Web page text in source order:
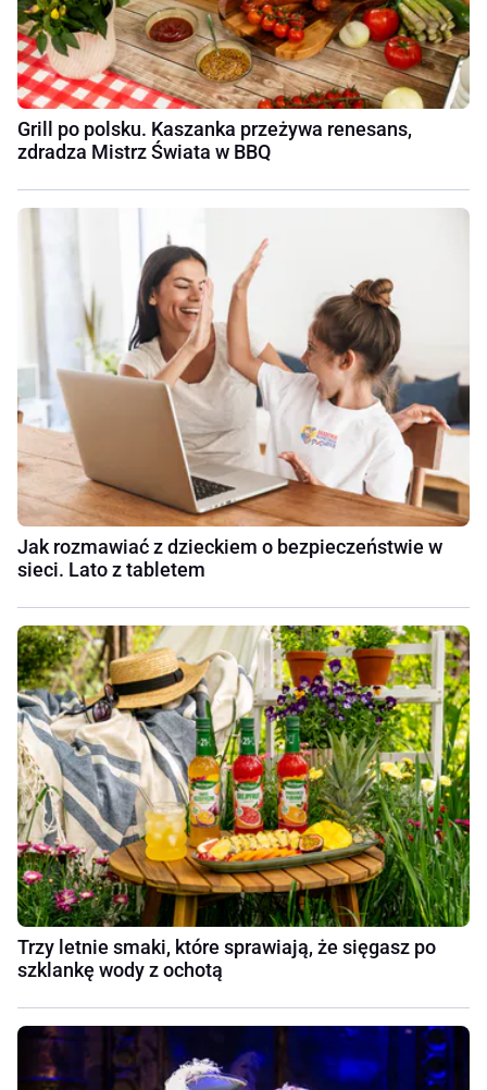
Grill po polsku. Kaszanka przeżywa renesans,
zdradza Mistrz Świata w BBQ
Jak rozmawiać z dzieckiem o bezpieczeństwie w
sieci. Lato z tabletem
Trzy letnie smaki, które sprawiają, że sięgasz po
szklankę wody z ochotą